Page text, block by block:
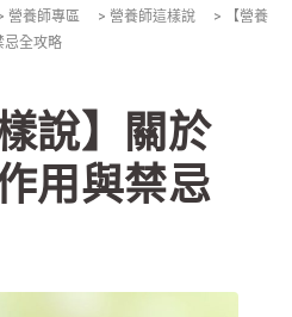
營養師專區 > 營養師這樣說 >
【營養
忌全攻略
說】關於
用與禁忌